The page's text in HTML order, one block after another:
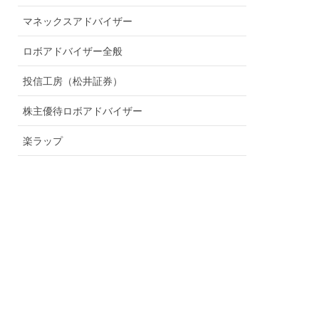
マネックスアドバイザー
ロボアドバイザー全般
投信工房（松井証券）
株主優待ロボアドバイザー
楽ラップ